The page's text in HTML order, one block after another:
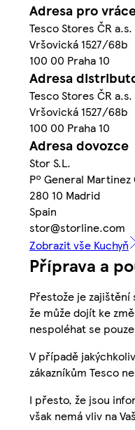
Adresa pro
Tesco Stores ČR a.s.
Vršovická 1527/68b
100 00 Praha 10
Adresa
Tesco Stores ČR a.s.
Vršovická 1527/68b
100 00 Praha 10
Adresa dovozce
Stor S.L.
Pº General Martinez
280 10 Madrid
Spain
stor@storline.com
Zobrazit vše Kuchyň
Příprava a
Přestože je
že může dojít ke
nespoléhat se
V případě
zákazníkům Tesco
I přesto, že jsou
však nemá vliv na